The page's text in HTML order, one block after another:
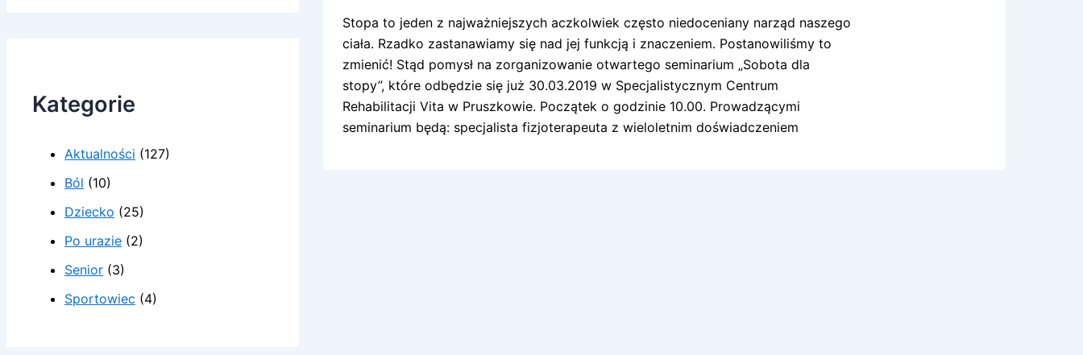
Kategorie
Aktualności (127)
Ból (10)
Dziecko (25)
Po urazie (2)
Senior (3)
Sportowiec (4)
Stopa to jeden z najważniejszych aczkolwiek często niedoceniany narząd naszego
ciała. Rzadko zastanawiamy się nad jej funkcją i znaczeniem. Postanowiliśmy to
zmienić! Stąd pomysł na zorganizowanie otwartego seminarium „Sobota dla
stopy”, które odbędzie się już 30.03.2019 w Specjalistycznym Centrum
Rehabilitacji Vita w Pruszkowie. Początek o godzinie 10.00. Prowadzącymi
seminarium będą: specjalista fizjoterapeuta z wieloletnim doświadczeniem